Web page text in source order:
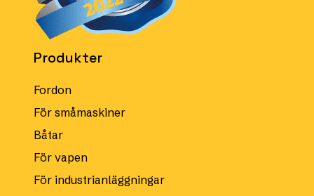
Produkter
Fordon
För småmaskiner
Båtar
För vapen
För industrianläggningar